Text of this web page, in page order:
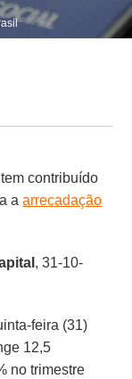
tem contribuído
aarrecadação
, 31-10-
feira (31)
12,5
no trimestre